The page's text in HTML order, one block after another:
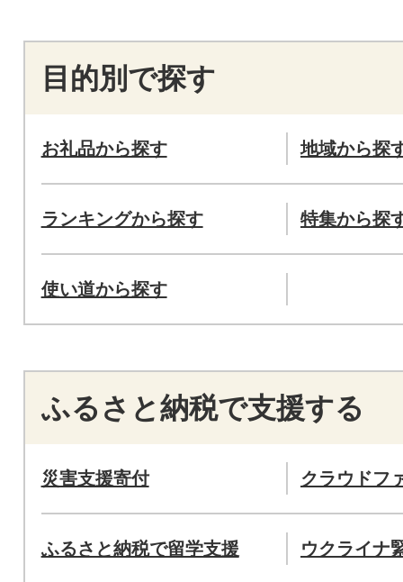
目的別で探す
お礼品から探す 地域から探
ランキングから探す 特集から探
使い道から探す
ふるさと納税で支援する
災害支援寄付 クラウドフ
ふるさと納税で留学支援 ウクライナ